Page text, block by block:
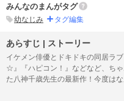
みんなのまんがタグ
幼なじみ タグ編集
あらすじ | ストーリー
イケメン俳優とドキドキの同居ラ
☆』『ハピコン！』などなど、ち
た八神千歳先生の最新作！今度は
ン俳優」×「フツーのＪＫ」の、